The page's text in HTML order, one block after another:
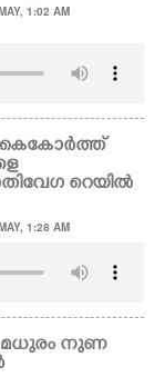
1:02 AM
കൈകോർത്ത്
റെയിൽ
1:28 AM
മധുരം നുണ